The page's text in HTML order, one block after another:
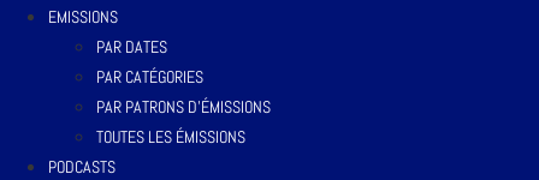
EMISSIONS
PAR DATES
PAR CATÉGORIES
PAR PATRONS D’ÉMISSIONS
TOUTES LES ÉMISSIONS
PODCASTS